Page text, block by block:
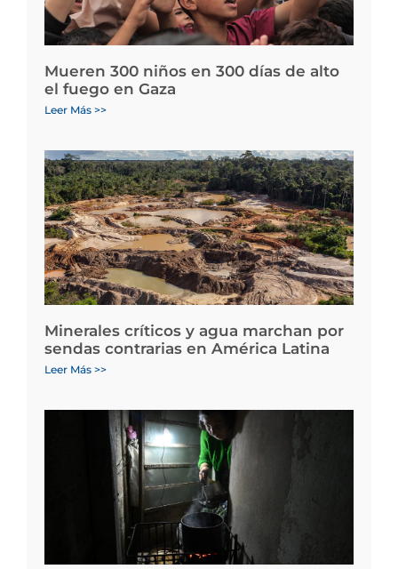
Mueren 300 niños en 300 días de alto
el fuego en Gaza
Leer Más >>
Minerales críticos y agua marchan por
sendas contrarias en América Latina
Leer Más >>